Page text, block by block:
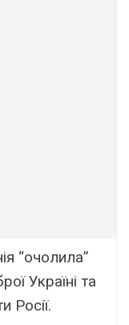
“очолила”
Україні та
Росії.